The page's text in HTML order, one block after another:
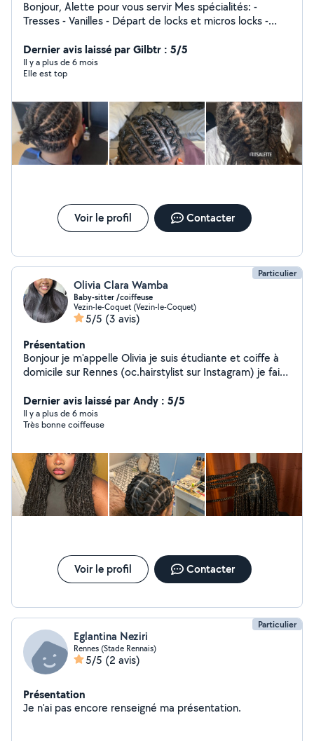
Bonjour, Alette pour vous servir Mes spécialités: -
Tresses - Vanilles - Départ de locks et micros locks -
Actuellement indisponible ( Juin, Juillet et Août ) A
bientôt :)
Dernier avis laissé par Gilbtr : 5/5
Il y a plus de 6 mois
Elle est top
Voir le profil Contacter
Particulier
Olivia Clara Wamba
Baby-sitter /coiffeuse
Vezin-le-Coquet (Vezin-le-Coquet)
5/5 (3 avis)
Présentation
Bonjour je m'appelle Olivia je suis étudiante et coiffe à
domicile sur Rennes (oc.hairstylist sur Instagram) je fais
garde d'enfants. N'hésitez pas à m'envoyer un message
pour plus d'informations ! Si je ne réponds pas envoyez
moi directement un message sur Instagram.
Dernier avis laissé par Andy : 5/5
Il y a plus de 6 mois
Très bonne coiffeuse
Voir le profil Contacter
Particulier
Eglantina Neziri
Rennes (Stade Rennais)
5/5 (2 avis)
Présentation
Je n'ai pas encore renseigné ma présentation.